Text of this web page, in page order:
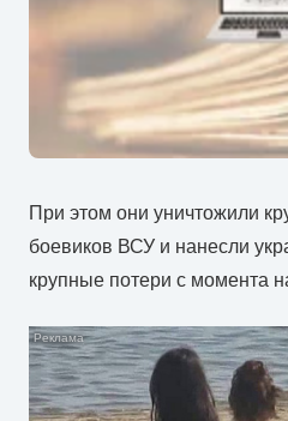
При этом они уничтожили
боевиков ВСУ и нанесли
крупные потери с момента